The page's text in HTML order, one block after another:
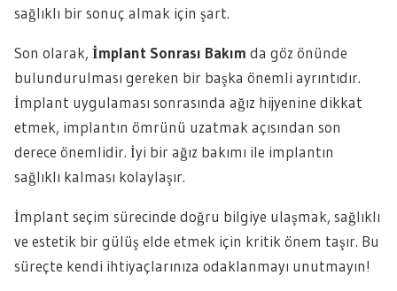
sağlıklı bir sonuç almak için şart.
Son olarak, İmplant Sonrası Bakım da göz önünde
bulundurulması gereken bir başka önemli ayrıntıdır.
İmplant uygulaması sonrasında ağız hijyenine dikkat
etmek, implantın ömrünü uzatmak açısından son
derece önemlidir. İyi bir ağız bakımı ile implantın
sağlıklı kalması kolaylaşır.
İmplant seçim sürecinde doğru bilgiye ulaşmak, sağlıklı
ve estetik bir gülüş elde etmek için kritik önem taşır. Bu
süreçte kendi ihtiyaçlarınıza odaklanmayı unutmayın!